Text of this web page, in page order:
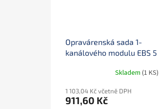
Opravárenská sada 1-
kanálového modulu EBS 5
Skladem (1 KS)
1 103,04 Kč včetně DPH
911,60 Kč